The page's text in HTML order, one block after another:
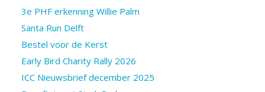
3e PHF erkenning Willie Palm
Santa Run Delft
Bestel voor de Kerst
Early Bird Charity Rally 2026
ICC Nieuwsbrief december 2025